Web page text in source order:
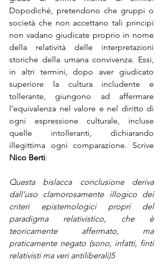
Dopodiché, pretendono che gruppi o
società che non accettano tali principi
non vadano giudicate proprio in nome
della relatività delle interpretazioni
storiche della umana convivenza. Essi,
in altri termini, dopo aver giudicato
superiore la cultura includente e
tollerante, giungono ad affermare
l’equivalenza nel valore e nel diritto di
ogni espressione culturale, incluse
quelle intolleranti, dichiarando
Nico Berti:
Questa bislacca conclusione deriva
dall’uso clamorosamente illogico dei
criteri epistemologici propri del
paradigma relativistico, che è
teoricamente affermato, ma
praticamente negato (sono, infatti, finti
relativisti ma veri antiliberali)5